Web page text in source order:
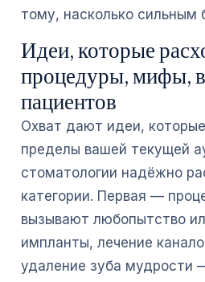
тому, насколько сильным
Идеи, которые
процедуры, мифы,
пациентов
Охват дают идеи,
пределы вашей текущей
стоматологии надёжно
категории. Первая —
вызывают любопытство
импланты, лечение
удаление зуба мудрости